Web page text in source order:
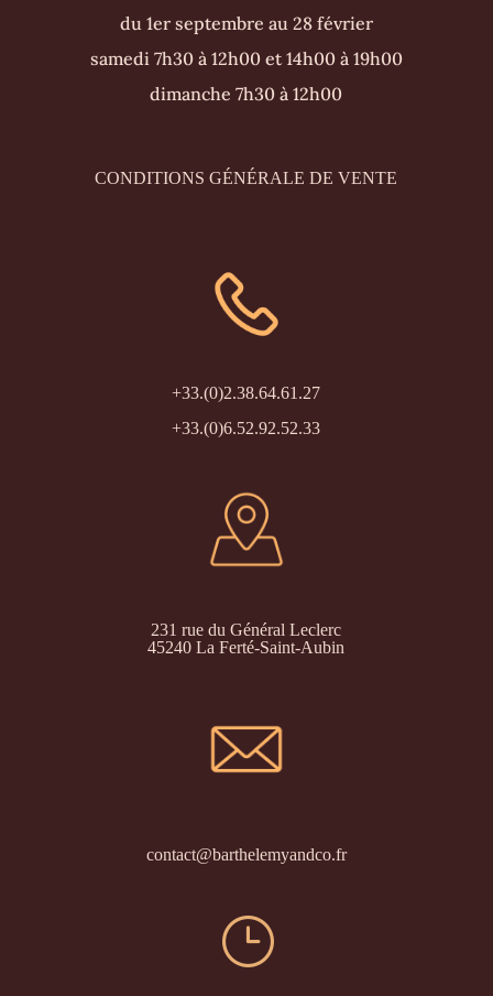
du 1er septembre au 28 février
samedi 7h30 à 12h00 et 14h00 à 19h00
dimanche 7h30 à 12h00
CONDITIONS GÉNÉRALE DE VENTE
+33.(0)2.38.64.61.27
+33.(0)6.52.92.52.33
231 rue du Général Leclerc
45240 La Ferté-Saint-Aubin
contact@barthelemyandco.fr
}